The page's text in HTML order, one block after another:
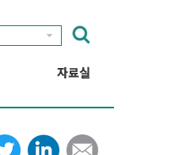
자료실
뉴스레터